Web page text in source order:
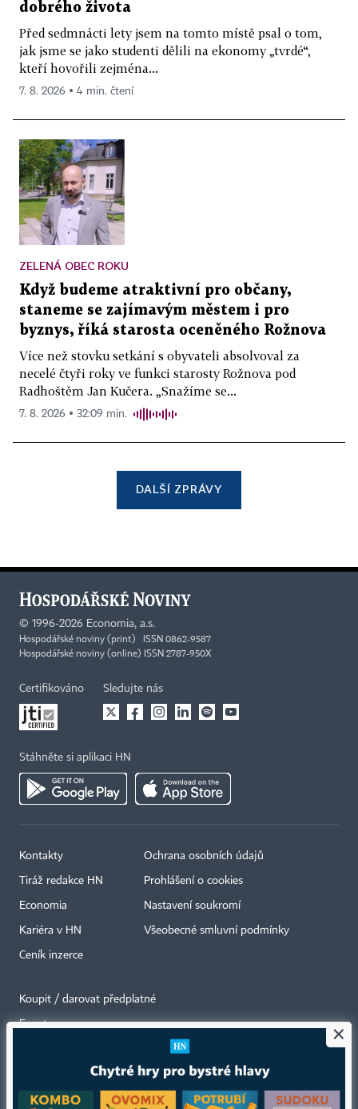
dobrého života
Před sedmnácti lety jsem na tomto místě psal o tom,
jak jsme se jako studenti dělili na ekonomy „tvrdé“,
kteří hovořili zejména...
7. 8. 2026 ▪ 4 min. čtení
ZELENÁ OBEC ROKU
Když budeme atraktivní pro občany,
staneme se zajímavým městem i pro
byznys, říká starosta oceněného Rožnova
Více než stovku setkání s obyvateli absolvoval za
necelé čtyři roky ve funkci starosty Rožnova pod
Radhoštěm Jan Kučera. „Snažíme se...
7. 8. 2026 ▪ 32:09 min.
DALŠÍ ZPRÁVY
© 1996-2026 Economia, a.s.
Hospodářské noviny (print) ISSN 0862-9587
Hospodářské noviny (online) ISSN 2787-950X
Certifikováno Sledujte nás
Stáhněte si aplikaci HN
Kontakty
Tiráž redakce HN
Economia
Kariéra v HN
Ceník inzerce
Ochrana osobních údajů
Prohlášení o cookies
Nastavení soukromí
Všeobecné smluvní podmínky
Koupit / darovat předplatné
Eventy ×